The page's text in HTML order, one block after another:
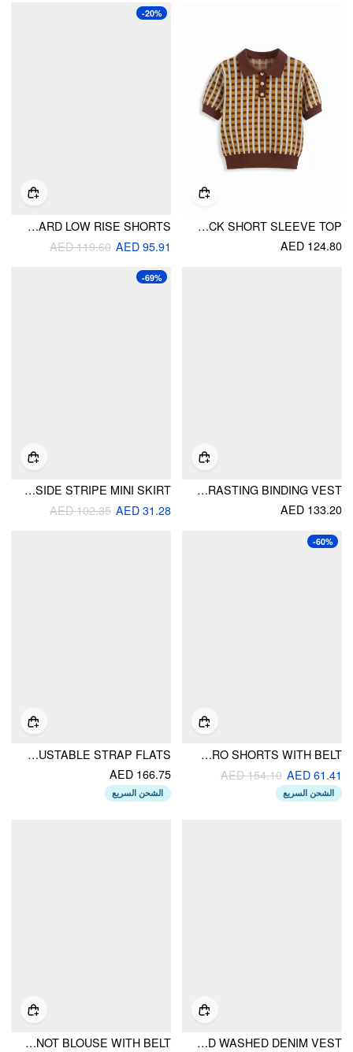
KNIT POLO CHECK SHORT SLEEVE TOP
AED 124.80
-20%
COTTON-BLEND AZTEC JACQUARD LOW RISE SHORTS
AED 95.91
AED 119.60
KNIT BUTTON CONTRASTING BINDING VEST
AED 133.20
-69%
JACQUARD HIGH RISE GEOMETRIC SIDE STRIPE MINI SKIRT
AED 31.28
AED 102.35
-60%
TWEED LOW RISE HOUNDSTOOTH MICRO SHORTS WITH BELT
AED 61.41
AED 154.10
الشحن السريع
FLORAL WOVEN & FAUX LEATHER ADJUSTABLE STRAP FLATS
AED 166.75
الشحن السريع
DENIM STAND COLLAR TWIST KNOTTED WASHED DENIM VEST
COTTON POLKA DOT PUFF SLEEVE BOWKNOT BLOUSE WITH BELT